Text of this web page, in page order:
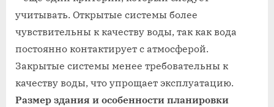
учитывать. Открытые системы более
чувствительны к качеству воды, так как вода
постоянно контактирует с атмосферой.
Закрытые системы менее требовательны к
качеству воды, что упрощает эксплуатацию.
Размер здания и особенности планировки